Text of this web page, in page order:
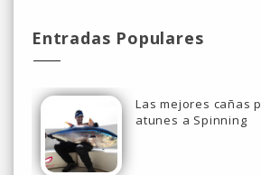
Entradas Populares
Las mejores cañas
atunes a Spinning